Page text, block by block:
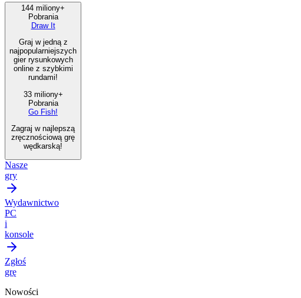
144 miliony+
Pobrania
Draw It
Graj w jedną z
najpopularniejszych
gier rysunkowych
online z szybkimi
rundami!
33 miliony+
Pobrania
Go Fish!
Zagraj w najlepszą
zręcznościową grę
wędkarską!
Nasze
gry
Wydawnictwo
PC
i
konsole
Zgłoś
grę
Nowości